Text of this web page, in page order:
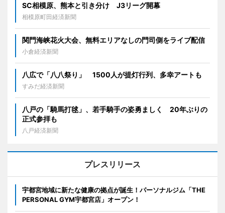
SC相模原、熊本と引き分け J3リーグ開幕
相模原町田経済新聞
関門海峡花火大会、無料エリアなしの門司側をライブ配信
小倉経済新聞
八広で「八八祭り」 1500人が提灯行列、多幸アートも
すみだ経済新聞
八戸の「騎馬打毬」、若手騎手の姿勇ましく 20年ぶりの
正式参拝も
八戸経済新聞
プレスリリース
宇都宮地域に新たな健康の拠点が誕生！パーソナルジム「THE
PERSONAL GYM宇都宮店」オープン！